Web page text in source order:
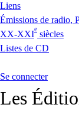
Liens
Émissions de radio,
XX-XXI
e
siècles
Listes de CD
Se connecter
Les